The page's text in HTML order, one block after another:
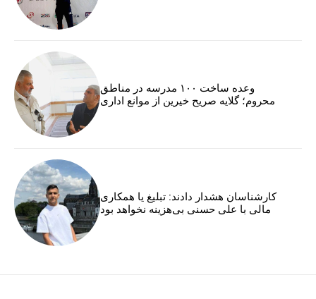
وعده ساخت ۱۰۰ مدرسه در مناطق
محروم؛ گلایه صریح خیرین از موانع اداری
کارشناسان هشدار دادند: تبلیغ یا همکاری
مالی با علی حسنی بی‌هزینه نخواهد بود